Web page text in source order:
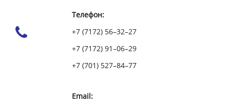
Телефон:
+7 (7172) 56–32–27
+7 (7172) 91–06–29
+7 (701) 527–84–77
Email: